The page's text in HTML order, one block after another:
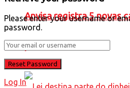
Anvisa registra 5 novas
para tratar diabetes
Please enter your username or
password.
Log In